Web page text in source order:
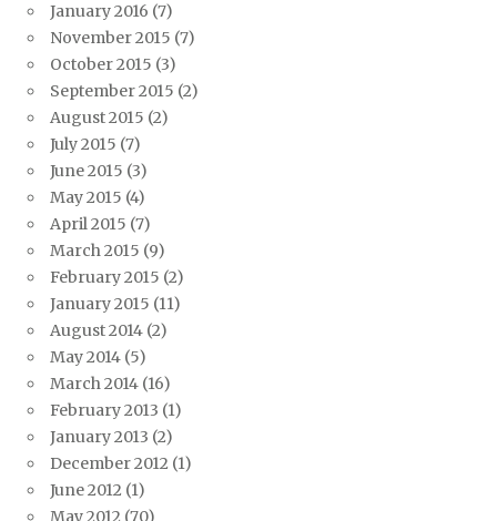
January 2016 (7)
November 2015 (7)
October 2015 (3)
September 2015 (2)
August 2015 (2)
July 2015 (7)
June 2015 (3)
May 2015 (4)
April 2015 (7)
March 2015 (9)
February 2015 (2)
January 2015 (11)
August 2014 (2)
May 2014 (5)
March 2014 (16)
February 2013 (1)
January 2013 (2)
December 2012 (1)
June 2012 (1)
May 2012 (70)